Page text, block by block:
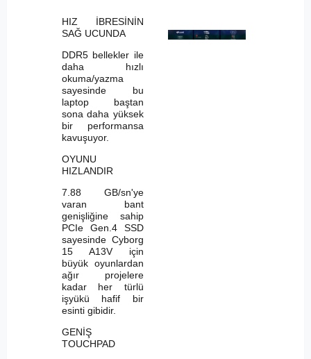
HIZ İBRESİNİN
SAĞ UCUNDA
DDR5 bellekler ile
daha hızlı
okuma/yazma
sayesinde bu
laptop baştan
sona daha yüksek
bir performansa
kavuşuyor.
OYUNU
HIZLANDIR
7.88 GB/sn'ye
varan bant
genişliğine sahip
PCIe Gen.4 SSD
sayesinde Cyborg
15 A13V için
büyük oyunlardan
ağır projelere
kadar her türlü
işyükü hafif bir
esinti gibidir.
GENİŞ
TOUCHPAD